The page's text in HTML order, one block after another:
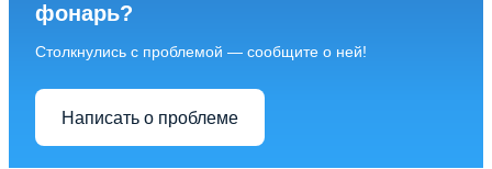
фонарь?
Столкнулись с проблемой — сообщите о ней!
Написать о проблеме